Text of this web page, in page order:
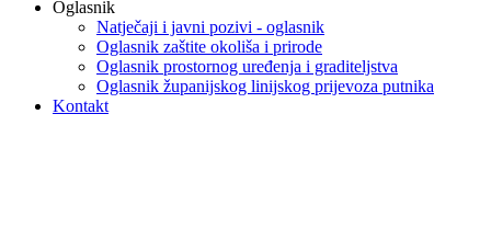
Oglasnik
Natječaji i javni pozivi - oglasnik
Oglasnik zaštite okoliša i prirode
Oglasnik prostornog uređenja i graditeljstva
Oglasnik županijskog linijskog prijevoza putnika
Kontakt